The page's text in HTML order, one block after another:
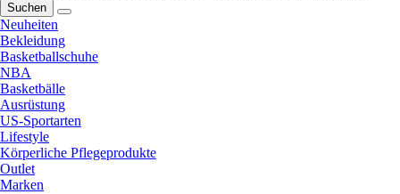
Suchen
Neuheiten
Bekleidung
Basketballschuhe
NBA
Basketbälle
Ausrüstung
US-Sportarten
Lifestyle
Körperliche Pflegeprodukte
Outlet
Marken